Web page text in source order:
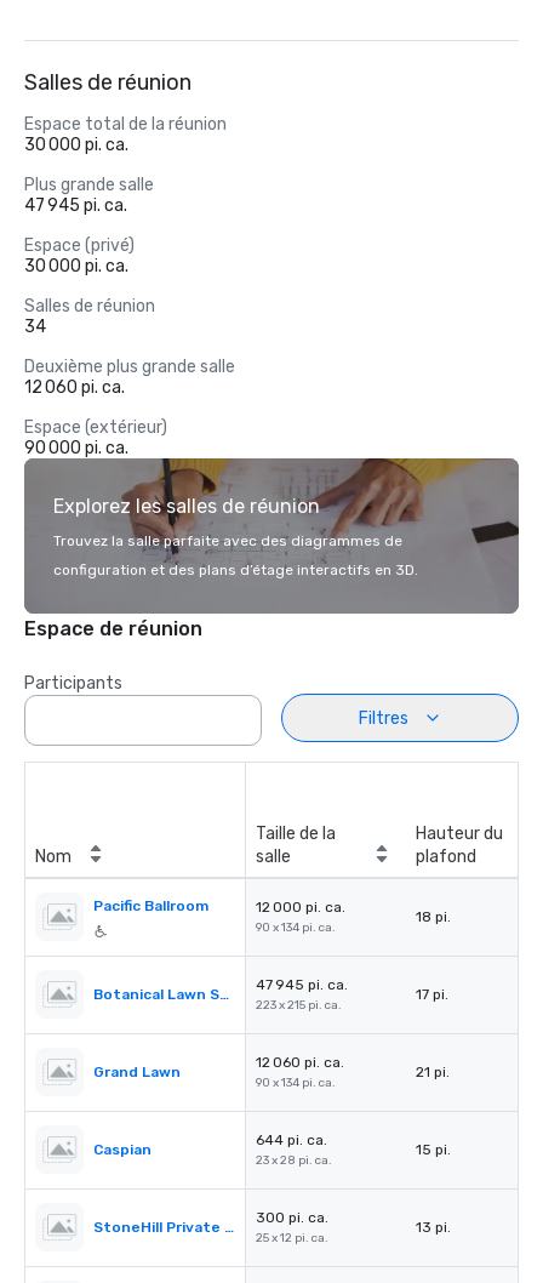
Salles de réunion
Espace total de la réunion
30 000 pi. ca.
Plus grande salle
47 945 pi. ca.
Espace (privé)
30 000 pi. ca.
Salles de réunion
34
Deuxième plus grande salle
12 060 pi. ca.
Espace (extérieur)
90 000 pi. ca.
Explorez les salles de réunion
Trouvez la salle parfaite avec des diagrammes de
configuration et des plans d’étage interactifs en 3D.
Espace de réunion
Participants
Filtres
Nom
Taille de la
salle
Hauteur du
plafond
Pacific Ballroom 12 000 pi. ca.
90 x 134 pi. ca.
18 pi.
Botanical Lawn South
47 945 pi. ca.
223 x 215 pi. ca.
17 pi.
Grand Lawn
12 060 pi. ca.
90 x 134 pi. ca.
21 pi.
Caspian
644 pi. ca.
23 x 28 pi. ca.
15 pi.
StoneHill Private Dining room
300 pi. ca.
25 x 12 pi. ca.
13 pi.